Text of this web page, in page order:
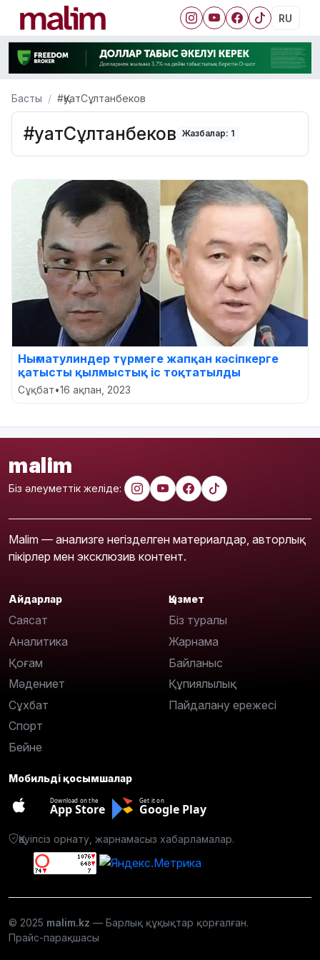
RU
Басты #ҚуатСұлтанбеков
#ҚуатСұлтанбеков Жазбалар: 1
Нығматулиндер түрмеге жапқан кәсіпкерге
қатысты қылмыстық іс тоқтатылды
Сұқбат•16 ақпан, 2023
malim
Біз әлеуметтік желіде:
Malim — анализге негізделген материалдар, авторлық
пікірлер мен эксклюзив контент.
Айдарлар
Саясат
Аналитика
Қоғам
Мәдениет
Сұхбат
Спорт
Бейне
Қызмет
Біз туралы
Жарнама
Байланыс
Құпиялылық
Пайдалану ережесі
Мобильді қосымшалар
Download on the
App Store
Get it on
Google Play
Қауіпсіз орнату, жарнамасыз хабарламалар.
© 2025 malim.kz — Барлық құқықтар қорғалған.
Прайс-парақшасы